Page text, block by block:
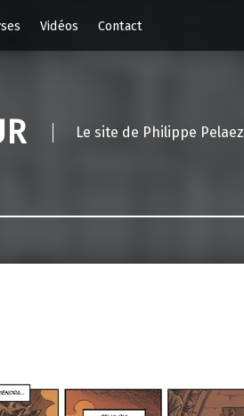
Vidéos Contact
Le site de Philippe Pelaez